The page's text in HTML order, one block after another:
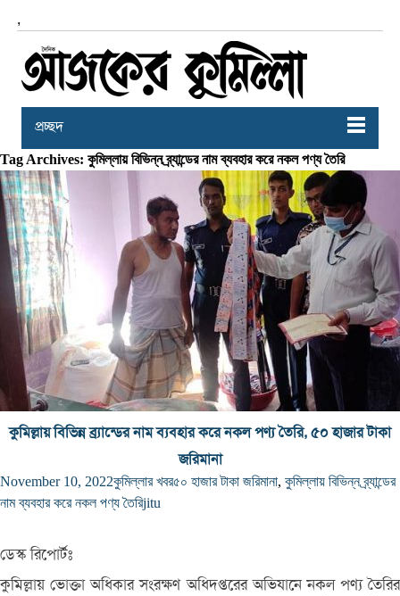
,
প্রচ্ছদ
Tag Archives: কুমিল্লায় বিভিন্ন ব্র্যান্ডের নাম ব্যবহার করে নকল পণ্য তৈরি
কুমিল্লায় বিভিন্ন ব্র্যান্ডের নাম ব্যবহার করে নকল পণ্য তৈরি, ৫০ হাজার টাকা
জরিমানা
November 10, 2022কুমিল্লার খবর৫০ হাজার টাকা জরিমানা, কুমিল্লায় বিভিন্ন ব্র্যান্ডের
নাম ব্যবহার করে নকল পণ্য তৈরিjitu
ডেস্ক রিপোর্টঃ
কুমিল্লায় ভোক্তা অধিকার সংরক্ষণ অধিদপ্তরের অভিযানে নকল পণ্য তৈরির